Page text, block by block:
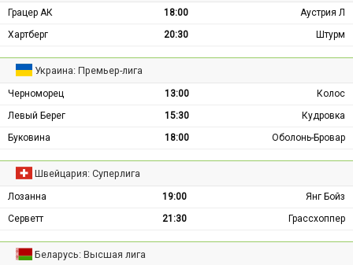
Грацер АК 18:00
Аустрия Л
Хартберг
20:30 Штурм
Украина: Премьер-лига
Черноморец 13:00
Колос
Левый Берег
15:30
Кудровка
Буковина
18:00 Оболонь-Бровар
Швейцария: Суперлига
Лозанна 19:00
Янг Бойз
Серветт
21:30 Грассхоппер
Беларусь: Высшая лига